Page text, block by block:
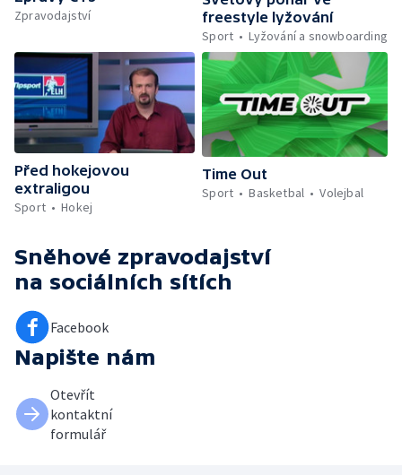
Zpravodajství
freestyle lyžování
Sport
Lyžování a snowboarding
Před hokejovou
extraligou
Sport
Hokej
Time Out
Sport
Basketbal Volejbal
Sněhové zpravodajství
na sociálních sítích
Facebook
Napište nám
Otevřít
kontaktní
formulář